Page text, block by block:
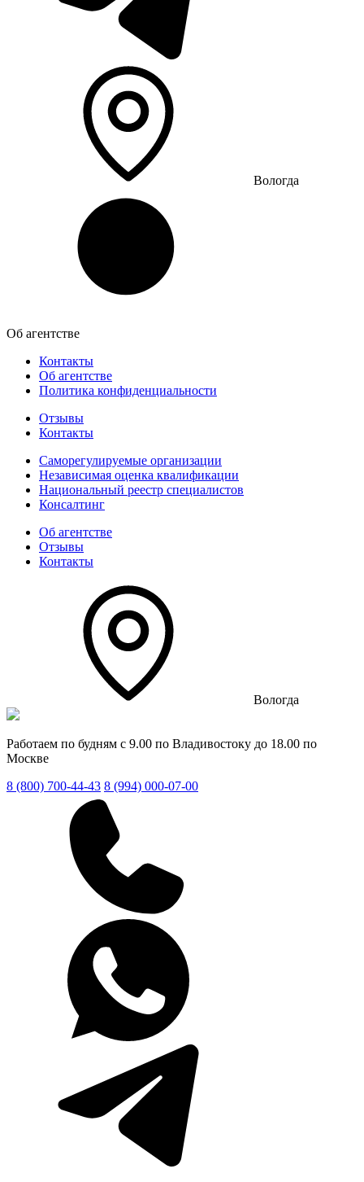
Вологда
Об агентстве
Контакты
Об агентстве
Политика конфиденциальности
Отзывы
Контакты
Саморегулируемые организации
Независимая оценка квалификации
Национальный реестр специалистов
Консалтинг
Об агентстве
Отзывы
Контакты
Вологда
Работаем по будням с 9.00 по Владивостоку до 18.00 по
Москве
8 (800) 700-44-43 8 (994) 000-07-00